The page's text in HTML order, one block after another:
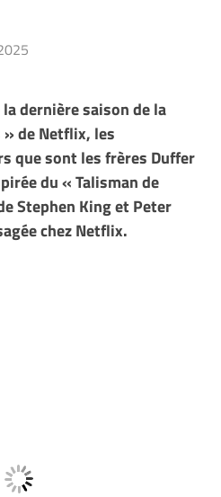
dernière saison de la
de Netflix, les
que sont les frères Duffer
du « Talisman de
Stephen King et Peter
chez Netflix.